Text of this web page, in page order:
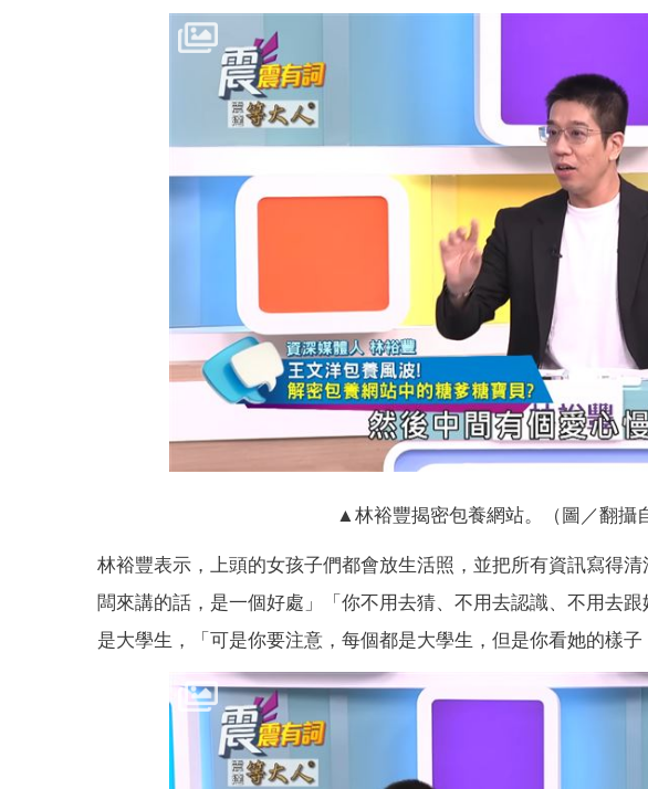
▲林裕豐揭密包養網站。（圖／翻攝
林裕豐表示，上頭的女孩子們都會放生活照，並把所有資訊寫得
闆來講的話，是一個好處」「你不用去猜、不用去認識、不用去
是大學生，「可是你要注意，每個都是大學生，但是你看她的樣